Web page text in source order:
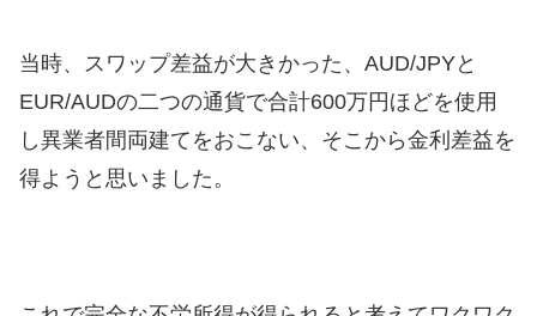
当時、スワップ差益が大きかった、AUD/JPYと
EUR/AUDの二つの通貨で合計600万円ほどを使用
し異業者間両建てをおこない、そこから金利差益を
得ようと思いました。